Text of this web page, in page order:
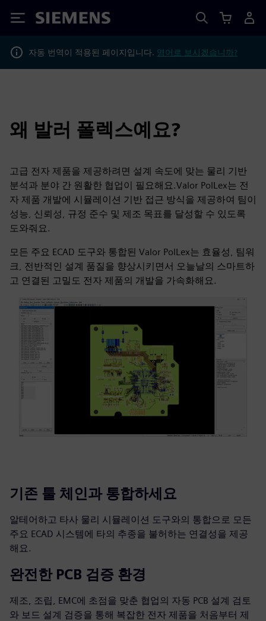
Siemens
자동 번역이 적용된 페이지입니다. 영어로 보시겠습니까?
왜 발러 폴렉스예요?
고급 전자 제품을 제공하려면 설계 속도에 맞는 물리 기반
분석과 분야 간 원활한 협업이 필요해요.Valor PolLex는 전
자 제품 개발에 시뮬레이션 기반 접근 방식을 제공하여 팀이
성능, 신뢰성, 규정 준수 및 제조 목표를 달성할 수 있도록
도와줘요.
모든 주요 ECAD 도구와 통합된 Valor PolLex는 효율성, 팀워
크, 전반적인 설계 품질을 향상시키면서 오늘날의 스마트하
고 연결된 고밀도 전자 제품의 개발을 가속화해요.
기존 툴 체인과 통합하세요
알테어하고 타사 물리 시뮬레이션 도구와의 통합으로 모든
주요 ECAD 시스템에 타의 추종을 불허하는 연결성을 제공
해요.
완전한 PCB 검증 환경
제조, 조립, EMC에 초점을 맞춘 협업의 자동 PCB 설계 검토
와 보드 설계 검증을 통해 복잡한 전자 제품을 처음부터 제